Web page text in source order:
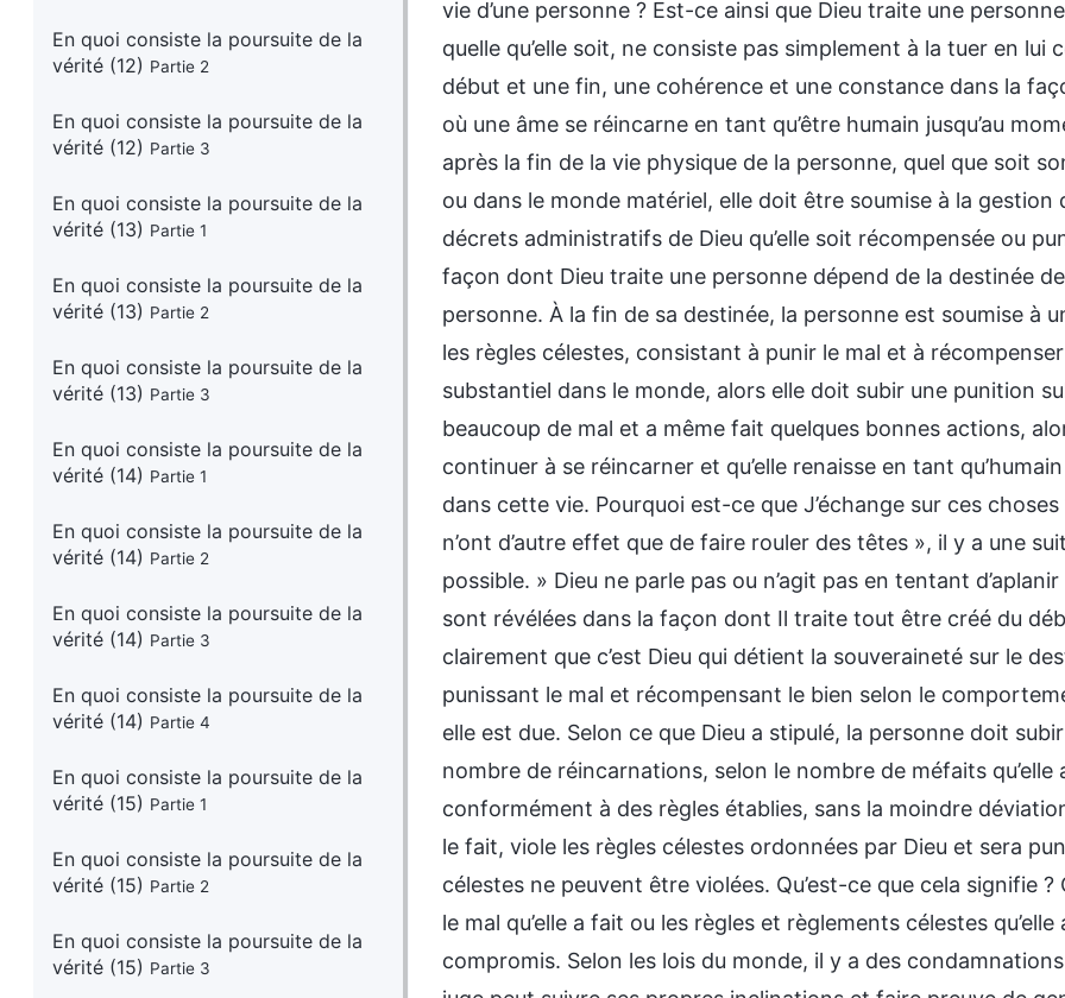
En quoi consiste la poursuite de la
vérité (12) Partie 2
En quoi consiste la poursuite de la
vérité (12) Partie 3
En quoi consiste la poursuite de la
vérité (13) Partie 1
En quoi consiste la poursuite de la
vérité (13) Partie 2
En quoi consiste la poursuite de la
vérité (13) Partie 3
En quoi consiste la poursuite de la
vérité (14) Partie 1
En quoi consiste la poursuite de la
vérité (14) Partie 2
En quoi consiste la poursuite de la
vérité (14) Partie 3
En quoi consiste la poursuite de la
vérité (14) Partie 4
En quoi consiste la poursuite de la
vérité (15) Partie 1
En quoi consiste la poursuite de la
vérité (15) Partie 2
En quoi consiste la poursuite de la
vérité (15) Partie 3